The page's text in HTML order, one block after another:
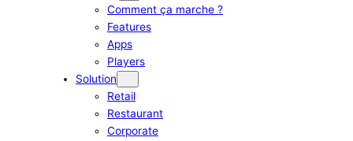
Comment ça marche ?
Features
Apps
Players
Solution
Retail
Restaurant
Corporate